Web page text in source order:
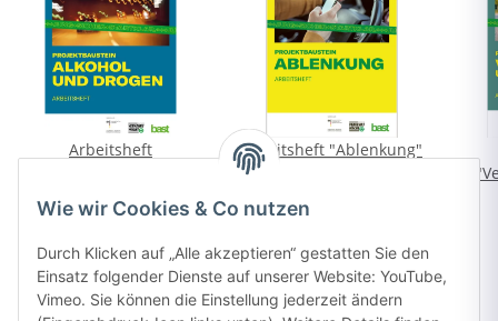
Wie wir Cookies & Co nutzen
Durch Klicken auf „Alle akzeptieren“ gestatten Sie den
Einsatz folgender Dienste auf unserer Website: YouTube,
Vimeo. Sie können die Einstellung jederzeit ändern
Arbeitsheft
kostenfrei
Arbeitsheft "Ablenkung"